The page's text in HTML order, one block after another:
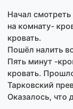
Начал
на комнату-
кровать.
Пошёл налить
Пять минут -
кровать.
Тарковский
Оказалось, что